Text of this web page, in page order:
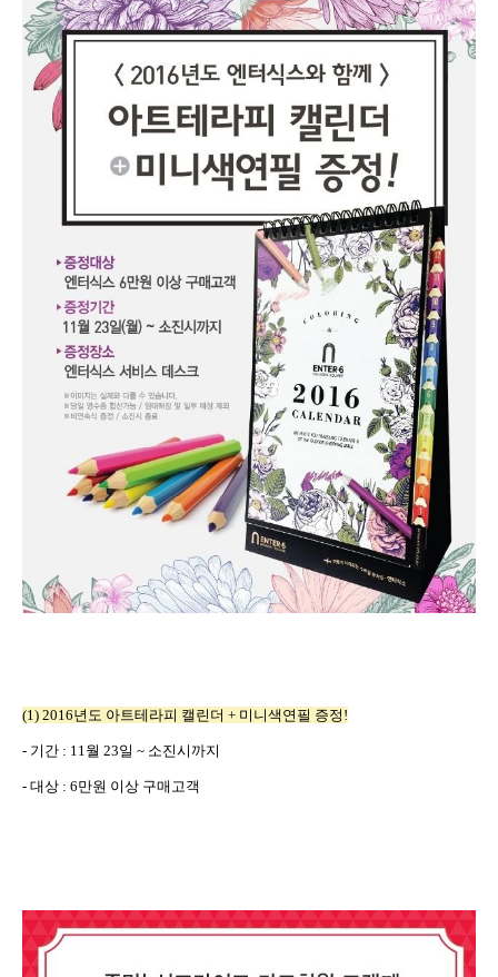
(1) 2016년도 아트테라피 캘린더 + 미니색연필 증정 !
- 기간 : 11 월 23일 ~ 소진시까지
- 대상 : 6만원 이상 구매고객